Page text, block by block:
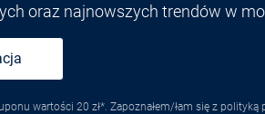
oraz najnowszych trendów w
wartości 20 zł*. Zapoznałem/łam się z polityką